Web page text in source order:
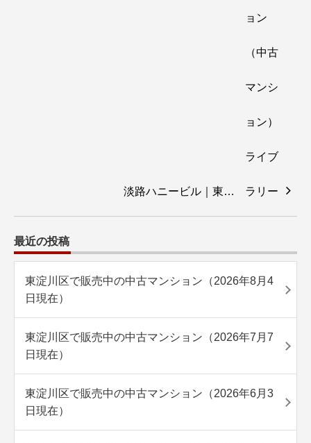
淡路ハニービル｜東…
最近の投稿
東淀川区で販売中の中古マンション（2026年8月4
日現在）
東淀川区で販売中の中古マンション（2026年7月7
日現在）
東淀川区で販売中の中古マンション（2026年6月3
日現在）